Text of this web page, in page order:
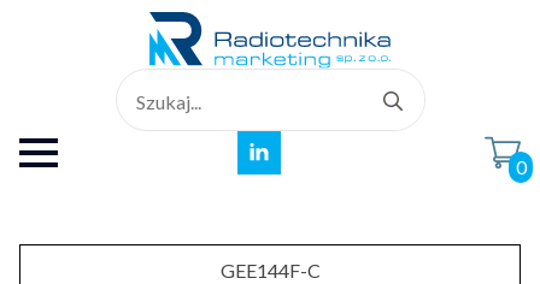
for:
0
GEE144F-C